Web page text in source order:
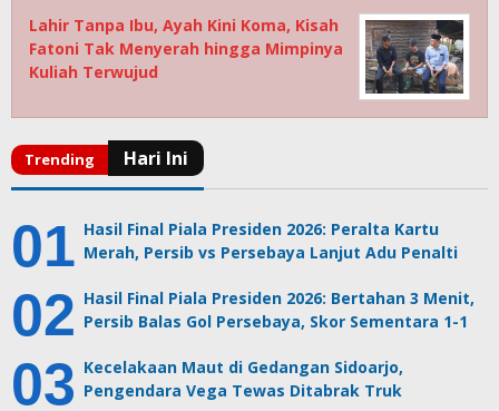
Lahir Tanpa Ibu, Ayah Kini Koma, Kisah
Fatoni Tak Menyerah hingga Mimpinya
Kuliah Terwujud
Hasil Final Piala Presiden 2026: Peralta Kartu
Merah, Persib vs Persebaya Lanjut Adu Penalti
Hasil Final Piala Presiden 2026: Bertahan 3 Menit,
Persib Balas Gol Persebaya, Skor Sementara 1-1
Kecelakaan Maut di Gedangan Sidoarjo,
Pengendara Vega Tewas Ditabrak Truk